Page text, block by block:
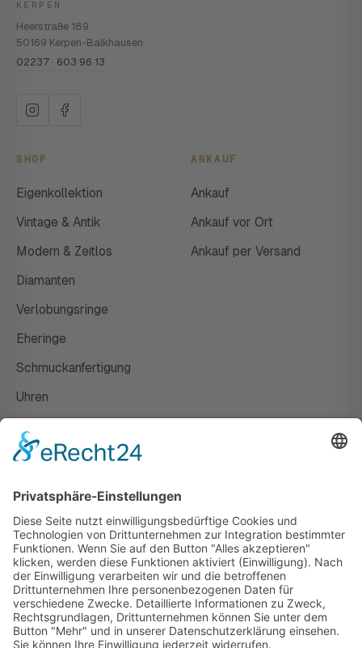
KERPEN
Heerstraße 189
50169 Kerpen-Balkhausen
02237 · 603 96 13
SHOP
Eigenkollektion
Vintage & Antik
Modern & Zeitlos
Diamanten
Verlobungsringe
Eheringe
Schmuckanfertigung
Uhren
ANKAUF
Ankauf
Ankauf vor Ort
Ankauf per Versand
Susanne Steiger
Geschäfte
Newsletter
Kontakt